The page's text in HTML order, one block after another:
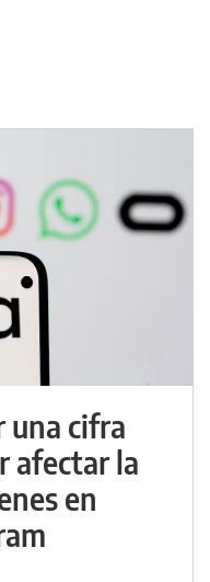
una cifra
afectar la
en